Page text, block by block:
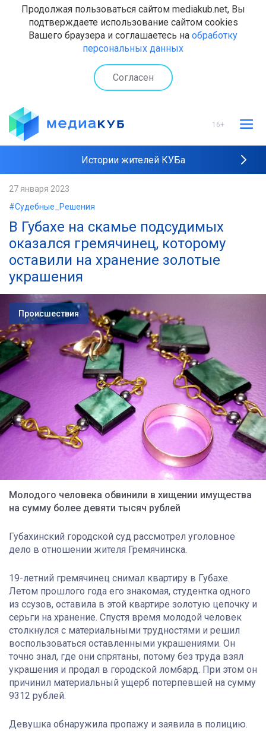
Продолжая пользоваться сайтом mediakub.net, Вы
подтверждаете использование сайтом cookies
Вашего браузера и соглашаетесь на обработку
персональных данных
Согласен
16+
Истории жителей КУБа
27 января 2023
#Судебные_Решения
В Губахе на скамье подсудимых
оказался гремячинец, которому
оставили на хранение золотые
украшения
Происшествия
Молодого человека обвинили в хищении имущества
на сумму более девяти тысяч рублей
Губахинский городской суд рассмотрел уголовное
дело в отношении жителя Гремячинска.
19-летний гремячинец снимал квартиру в Губахе.
Летом прошлого года его знакомая, студентка одного
из ссузов, оставила в этой квартире золотую цепочку и
серьги на хранение. Спустя время молодой человек
столкнулся с материальными трудностями и решил
воспользоваться оставленными украшениями. Он
точно знал, где они спрятаны, потому без труда взял
украшения и продал в городской ломбард. При этом он
причинил материальный ущерб потерпевшей на сумму
9312 рублей.
Девушка обнаружила пропажу и заявила в полицию.